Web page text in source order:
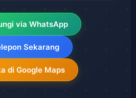
via WhatsApp
Sekarang
di Google Maps